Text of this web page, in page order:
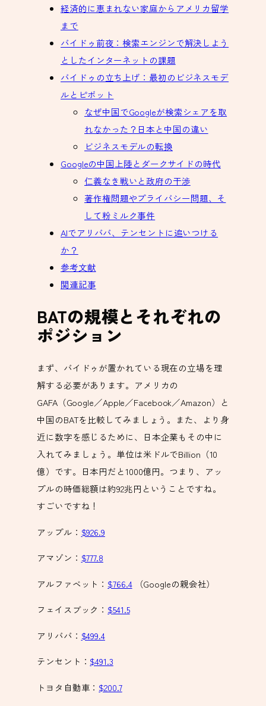
経済的に恵まれない家庭からアメリカ留学
まで
バイドゥ前夜：検索エンジンで解決しよう
としたインターネットの課題
バイドゥの立ち上げ：最初のビジネスモデ
ルとピボット
なぜ中国でGoogleが検索シェアを取
れなかった？日本と中国の違い
ビジネスモデルの転換
Googleの中国上陸とダークサイドの時代
仁義なき戦いと政府の干渉
著作権問題やプライバシー問題、そ
して粉ミルク事件
AIでアリババ、テンセントに追いつける
か？
参考文献
関連記事
BATの規模とそれぞれの
ポジション
まず、バイドゥが置かれている現在の立場を理
解する必要があります。アメリカの
GAFA（Google／Apple／Facebook／Amazon）と
中国のBATを比較してみましょう。また、より身
近に数字を感じるために、日本企業もその中に
入れてみましょう。単位は米ドルでBillion（10
億）です。日本円だと1000億円。つまり、アッ
プルの時価総額は約92兆円ということですね。
すごいですね！
アップル： $926.9
アマゾン： $777.8
アルファベット： $766.4（Googleの親会社）
フェイスブック： $541.5
アリババ： $499.4
テンセント： $491.3
トヨタ自動車： $200.7